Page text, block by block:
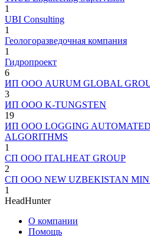
1
UBI Consulting
1
Геологоразведочная компания
1
Гидропроект
6
ИП ООО AURUM GLOBAL
3
ИП ООО K-TUNGSTEN
19
ИП ООО LOGGING
ALGORITHMS
1
СП ООО ITALHEAT GROUP
2
СП ООО NEW UZBEKISTAN
1
HeadHunter
О компании
Помощь